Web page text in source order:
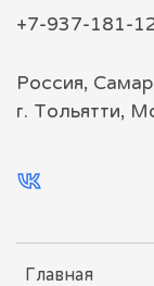
Главная
+7-937-181-
Россия,
г. Тольятти,